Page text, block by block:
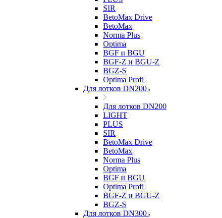
SIR
BetoMax Drive
BetoMax
Norma Plus
Optima
BGF и BGU
BGF-Z и BGU-Z
BGZ-S
Optima Profi
Для лотков DN200
Для лотков DN200
LIGHT
PLUS
SIR
BetoMax Drive
BetoMax
Norma Plus
Optima
BGF и BGU
Optima Profi
BGF-Z и BGU-Z
BGZ-S
Для лотков DN300